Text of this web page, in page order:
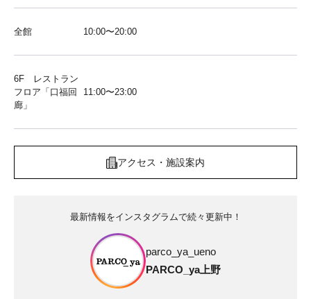
全館 10:00〜20:00
6F レストラン
フロア「口福回
廊」
11:00〜23:00
アクセス・施設案内
最新情報をインスタグラムで続々更新中！
parco_ya_ueno
PARCO_ya上野